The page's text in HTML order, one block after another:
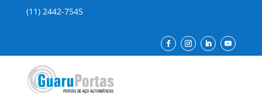
(11) 2442-7545